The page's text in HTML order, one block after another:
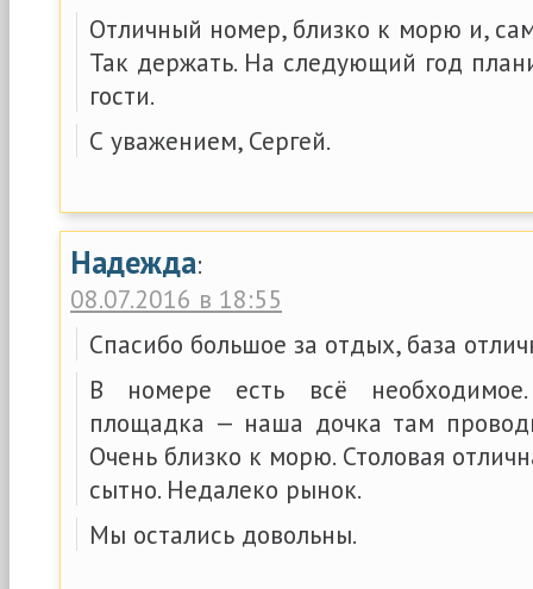
Отличный номер, близко к морю и,
Так держать. На следующий год
гости.
С уважением, Сергей.
Надежда:
08.07.2016 в 18:55
Спасибо большое за отдых, база
В номере есть всё
площадка — наша дочка там
Очень близко к морю. Столовая
сытно. Недалеко рынок.
Мы остались довольны.